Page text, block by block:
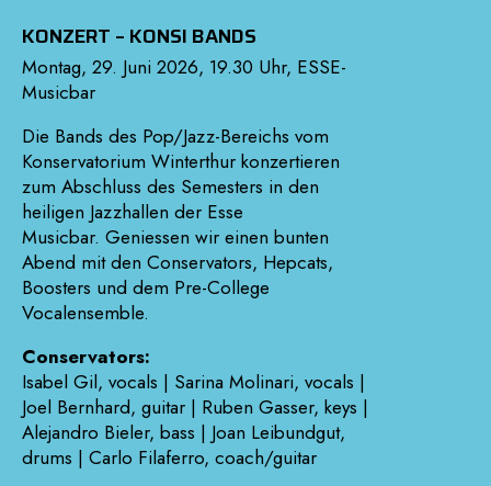
KONZERT – KONSI BANDS
Montag, 29. Juni 2026, 19.30 Uhr, ESSE-
Musicbar
Die Bands des Pop/Jazz-Bereichs vom
Konservatorium Winterthur konzertieren
zum Abschluss des Semesters in den
heiligen Jazzhallen der Esse
Musicbar. Geniessen wir einen bunten
Abend mit den Conservators, Hepcats,
Boosters und dem Pre-College
Vocalensemble.
Conservators:
Isabel Gil, vocals | Sarina Molinari, vocals |
Joel Bernhard, guitar | Ruben Gasser, keys |
Alejandro Bieler, bass | Joan Leibundgut,
drums | Carlo Filaferro, coach/guitar